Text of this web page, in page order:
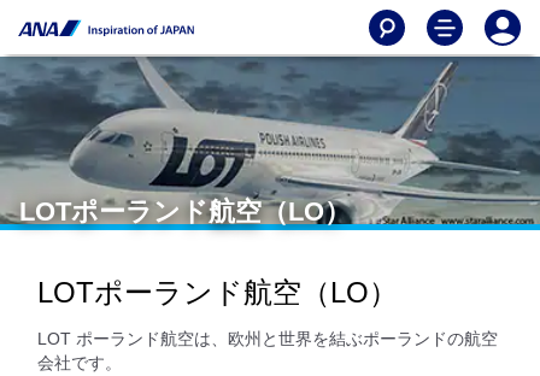
LOTポーランド航空（LO）
LOTポーランド航空（LO）
LOT ポーランド航空は、欧州と世界を結ぶポーランドの航空
会社です。